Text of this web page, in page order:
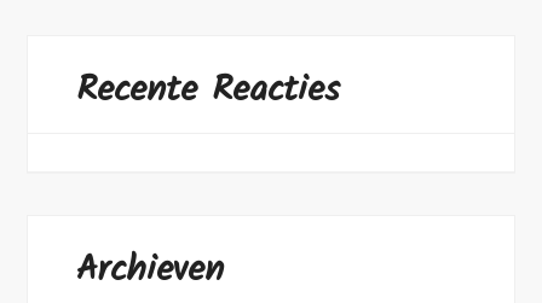
Recente Reacties
Archieven